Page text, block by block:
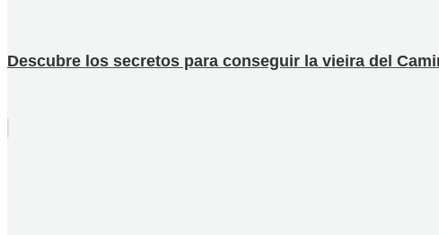
Descubre los secretos para conseguir la vieira del